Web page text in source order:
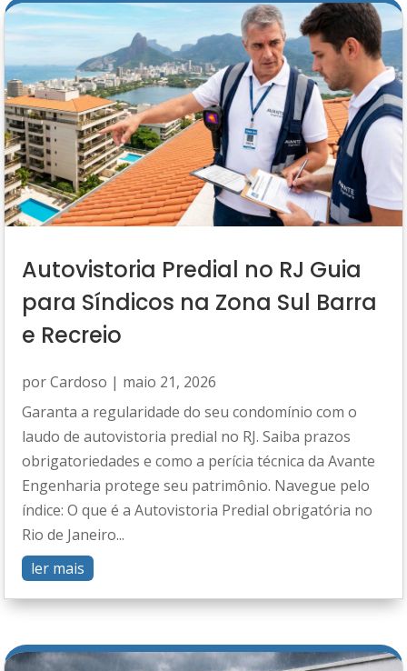
Autovistoria Predial no RJ Guia
para Síndicos na Zona Sul Barra
e Recreio
porCardoso | maio 21, 2026
Garanta a regularidade do seu condomínio com o
laudo de autovistoria predial no RJ. Saiba prazos
obrigatoriedades e como a perícia técnica da Avante
Engenharia protege seu patrimônio. Navegue pelo
índice: O que é a Autovistoria Predial obrigatória no
Rio de Janeiro...
ler mais